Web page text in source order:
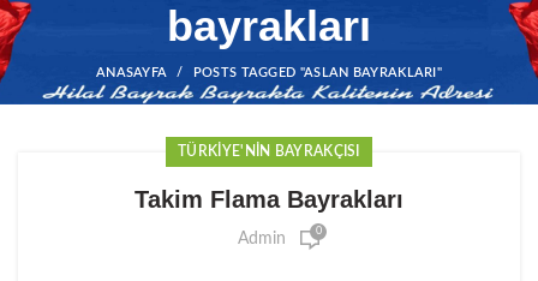
bayrakları
ANASAYFA POSTS TAGGED "ASLAN BAYRAKLARI"
TÜRKIYE'NIN BAYRAKÇISI
Takim Flama Bayrakları
Admin 0